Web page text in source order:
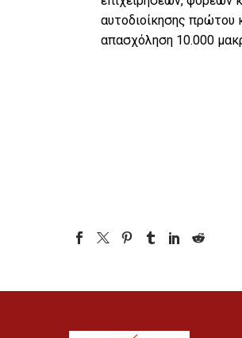
αυτοδιοίκησης πρώτου
απασχόληση 10.000